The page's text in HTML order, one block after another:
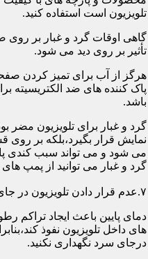
تلویزیون است استفاده کنید.
گاهی اوقات گرد و غبار بر
تأثیر بر روی دید می شود.
هرگز از آب برای تمیز کردن صفحه
پاک کننده های ضد الکتریسیته
باشد.
گرد و غبار برای تلویزیون مضر
نمایش قرار بگیرد،بلکه بر
می شود و می تواند سبب کندی
گرد و غبار می توانید از پمپ های
۷.عدم قرار دادن تلویزیون در جای سرد
دمای پایین باعث ایجاد تراکم
های داخل تلویزیون نفوذ
درجای سرد نگهداری نکنید.